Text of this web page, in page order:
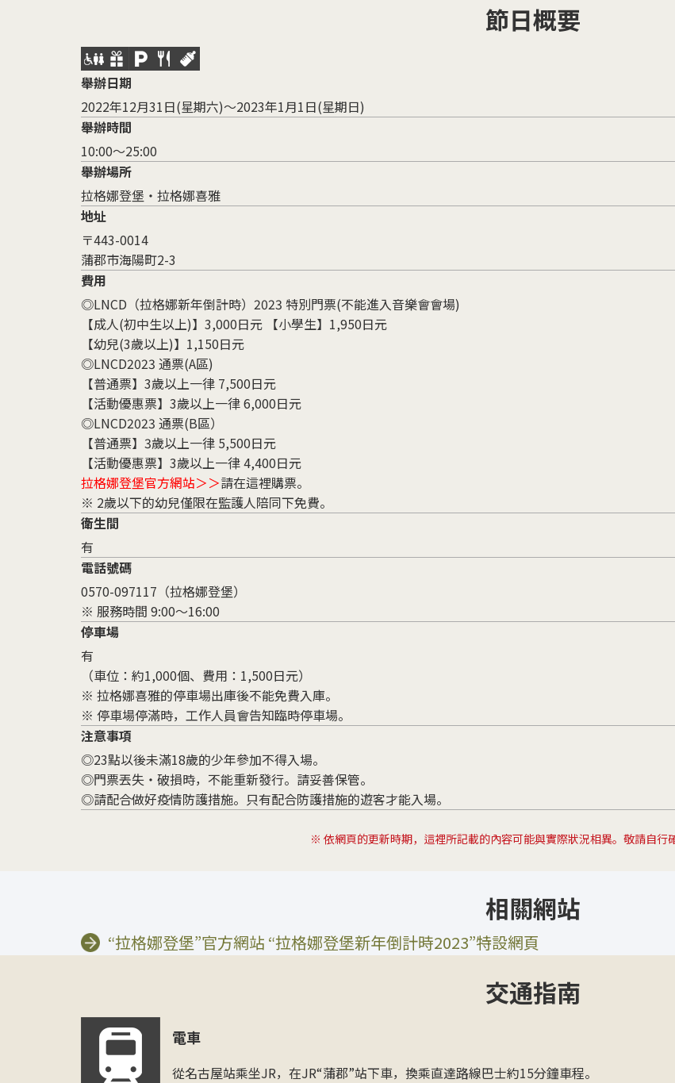
節日概要
舉辦日期
2022年12月31日(星期六)～2023年1月1日(星期日)
舉辦時間
10:00～25:00
舉辦場所
拉格娜登堡・拉格娜喜雅
地址
〒443-0014
蒲郡市海陽町2-3
費用
◎LNCD（拉格娜新年倒計時）2023 特別門票(不能進入音樂會會場)
【成人(初中生以上)】3,000日元 【小學生】1,950日元
【幼兒(3歲以上)】1,150日元
◎LNCD2023 通票(A區)
【普通票】3歲以上一律 7,500日元
【活動優惠票】3歲以上一律 6,000日元
◎LNCD2023 通票(B區）
【普通票】3歲以上一律 5,500日元
【活動優惠票】3歲以上一律 4,400日元
拉格娜登堡官方網站＞＞請在這裡購票。
※ 2歲以下的幼兒僅限在監護人陪同下免費。
衛生間
有
電話號碼
0570-097117（拉格娜登堡）
※ 服務時間 9:00～16:00
停車場
有
（車位：約1,000個、費用：1,500日元）
※ 拉格娜喜雅的停車場出庫後不能免費入庫。
※ 停車場停滿時，工作人員會告知臨時停車場。
注意事項
◎23點以後未滿18歲的少年參加不得入場。
◎門票丟失・破損時，不能重新發行。請妥善保管。
◎請配合做好疫情防護措施。只有配合防護措施的遊客才能入場。
※ 依網頁的更新時期，這裡所記載的內容可能與實際狀況相異。敬請自行
相關網站
“拉格娜登堡”官方網站 “拉格娜登堡新年倒計時2023”特設網頁
交通指南
電車
從名古屋站乘坐JR，在JR“蒲郡”站下車，換乘直達路線巴士約15分鐘車程。